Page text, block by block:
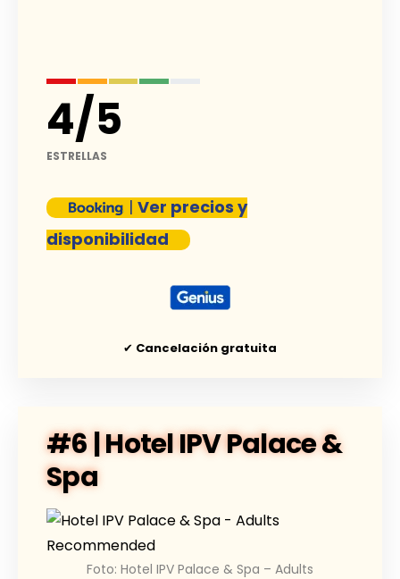
4/5
ESTRELLAS
| Ver precios y
disponibilidad
✔ Cancelación gratuita
#6 | Hotel IPV Palace &
Spa
Foto: Hotel IPV Palace & Spa – Adults